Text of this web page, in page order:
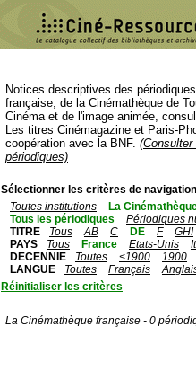
Notices descriptives des
française, de la Cinémathèque de
Cinéma et de l'image animée,
Les titres Cinémagazine et Paris-
coopération avec la BNF.
périodiques)
Sélectionner les critères de
Toutes institutions
La
Tous les périodiques
Périodiques
TITRE
Tous AB C DE F
GHI
PAYS
Tous France Etats-Unis
DECENNIE
Toutes <1900
1900
LANGUE
Toutes Français
Réinitialiser les critères
La Cinémathèque française - 0